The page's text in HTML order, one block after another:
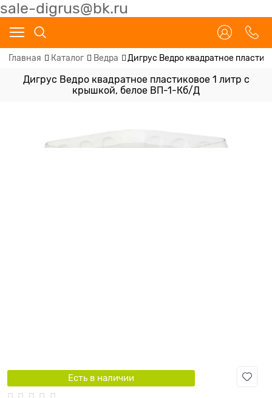
sale-digrus@bk.ru
Главная Каталог Ведра Дигрус Ведро квадратное
Дигрус Ведро квадратное пластиковое 1 литр с
крышкой, белое ВП-1-Кб/Д
Есть в наличии